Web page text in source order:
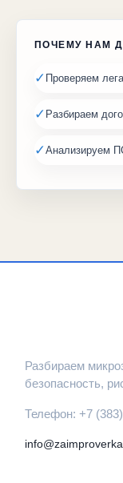
ПОЧЕМУ НАМ
✓ Проверяем
✓ Разбираем
✓Анализируем
Разбираем
безопасность,
Телефон: +7